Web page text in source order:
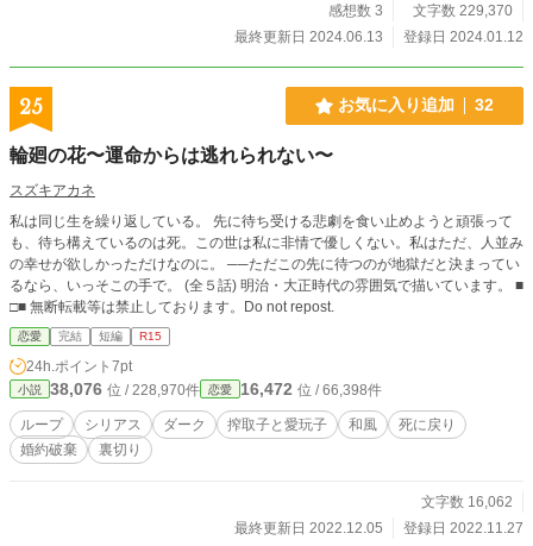
「信じてもらえないかもしれませんが、私は今から三日前、
こことは違う世界――『日本』からやって来ました……」 現
蛍流と先代青龍との師弟関係、蛍流と兄弟同然に育った兄の
存在。 そして、蛍流自身の誰にも打ち明けられない秘められ
え伴侶になれなくても、蛍流の心を救いたいと。 その結果、
れは、遠い過去に願い事を分かち合った2人の「再会」から始
まる「約束」された恋の物語。 「人嫌い」と噂の国の守護龍
に嫁いだ身代わり娘に、冷涼な青龍さまは甘雨よりも甘く熱
い愛を注ぐ。 ┈┈┈┈┈┈┈ ❁ ❁ ❁┈┈┈┈┈┈┈┈ 第一部完結し
ました。最後までお付き合いいただき、誠にありがとうござ
いました。 第二部開始まで今しばらくお待ちください。 ┈┈
感想数 3
文字数 229,370
最終更新日 2024.06.13
登録日 2024.01.12
25 お気に入り追加 32
輪廻の花〜運命からは逃れられない〜
スズキアカネ
私は同じ生を繰り返している。 先に待ち受ける悲劇を食い止めようと頑張って
も、待ち構えているのは死。この世は私に非情で優しくない。私はただ、人並み
の幸せが欲しかっただけなのに。 ──ただこの先に待つのが地獄だと決まってい
るなら、いっそこの手で。 (全５話) 明治・大正時代の雰囲気で描いています。 ■
□■ 無断転載等は禁止しております。Do not repost.
恋愛 完結 短編 R15
24h.ポイント 7pt
小説 38,076 位 / 228,970件 恋愛 16,472 位 / 66,398件
ループ シリアス ダーク 搾取子と愛玩子 和風
死に戻り
婚約破棄
裏切り
文字数 16,062
最終更新日 2022.12.05
登録日 2022.11.27